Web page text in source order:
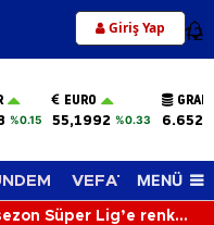
Giriş Yap 12
%0.15
EURO
55,1992 %0.33
VEFAT EDENLER
MENÜ
Süper Lig’e renk